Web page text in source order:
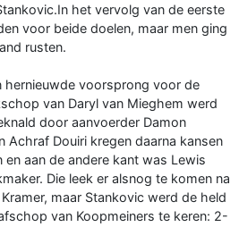
het vervolg van de eerste
voor beide doelen, maar men ging
rusten.
hernieuwde voorsprong voor de
van Daryl van Mieghem werd
door aanvoerder Damon
Achraf Douiri kregen daarna kansen
aan de andere kant was Lewis
Die leek er alsnog te komen na
maar Stankovic werd de held
van Koopmeiners te keren: 2-